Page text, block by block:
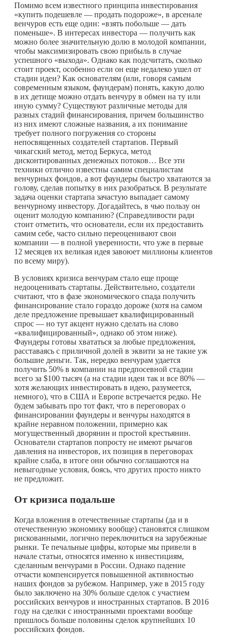
Помимо всем известного принципа инвестирования
«купить подешевле — продать подороже», в арсенале
венчуров есть еще один: «взять побольше — дать
поменьше». В интересах инвестора — получить как
можно более значительную долю в молодой компании,
чтобы максимизировать свою прибыль в случае
успешного «выхода». Однако как подсчитать, сколько
стоит проект, особенно если он еще недалеко ушел от
стадии идеи? Как основателям (или, говоря самым
современным языком, фаундерам) понять, какую долю
в их детище можно отдать венчуру в обмен на ту или
иную сумму? Существуют различные методы для
разных стадий финансирования, причем большинство
из них имеют сложные названия, а их понимание
требует полного погружения со стороны
непосвященных создателей стартапов. Первый
чикагский метод, метод Беркуса, метод
дисконтированных денежных потоков… Все эти
техники отлично известны самим специалистам
венчурных фондов, а вот фаундеры быстро хватаются за
голову, сделав попытку в них разобраться. В результате
задача оценки стартапа зачастую выпадает самому
венчурному инвестору. Догадайтесь, в чью пользу он
оценит молодую компанию? (Справедливости ради
стоит отметить, что основатели, если их предоставить
самим себе, часто сильно переоценивают свои
компании — в полной уверенности, что уже в первые
12 месяцев их великая идея завоюет миллионы клиентов
по всему миру).
В условиях кризиса венчурам стало еще проще
недооценивать стартапы. Действительно, создатели
считают, что в фазе экономического спада получить
финансирование стало гораздо дороже (хотя на самом
деле предложение превышает квалифицированный
спрос — но тут акцент нужно сделать на слово
«квалифицированный», однако об этом ниже).
Фаундеры готовы хвататься за любые предложения,
расставаясь с приличной долей в эквити за не такие уж
большие деньги. Так, нередко венчурам удается
получить 50% в компании на предпосевной стадии
всего за $100 тысяч (а на стадии идеи так и все 80% —
хотя желающих инвестировать в идею, разумеется,
немного), что в США и Европе встречается редко. Не
будем забывать про тот факт, что в переговорах о
финансировании фаундеры и венчуры находятся в
крайне неравном положении, примерно как
могущественный дворянин и простой крестьянин.
Основатели стартапов попросту не имеют рычагов
давления на инвесторов, их позиция в переговорах
крайне слаба, в итоге они обычно соглашаются на
невыгодные условия, боясь, что других просто никто
не предложит.
От кризиса подальше
Когда вложения в отечественные стартапы (да и в
отечественную экономику вообще) становятся слишком
рискованными, логично переключиться на зарубежные
рынки. Те печальные цифры, которые мы привели в
начале статьи, относятся именно к инвестициям,
сделанным венчурами в России. Однако падение
отчасти компенсируется повышенной активностью
наших фондов за рубежом. Например, уже в 2015 году
было заключено на 30% больше сделок с участием
российских венчуров и иностранных стартапов. В 2016
году на сделки с иностранными проектами вообще
пришлось больше половины сделок крупнейших 10
российских фондов.